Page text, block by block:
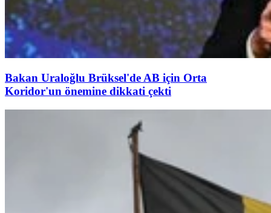
Bakan Uraloğlu Brüksel'de AB için Orta
Koridor'un önemine dikkati çekti